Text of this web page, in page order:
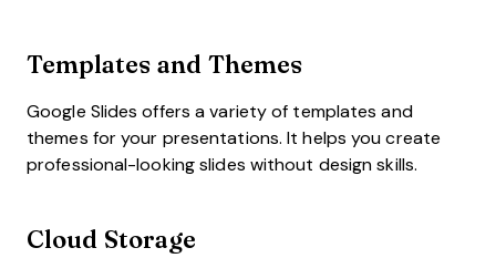
Templates and Themes
Google Slides offers a variety of templates and
themes for your presentations. It helps you create
professional-looking slides without design skills.
Cloud Storage